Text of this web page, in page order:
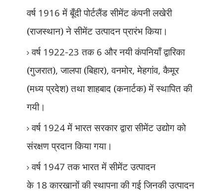
वर्ष 1916 में बूँदी पोर्टलैंड सीमेंट कंपनी लखेरी
(राजस्थान) ने सीमेंट उत्पादन प्रारंभ किया।
वर्ष 1922-23 तक 6 और नयी कंपनियाँ द्वारिका
(गुजरात),जालपा (बिहार),वनमोर,मेहगांव,कैमूर
(मध्य प्रदेश) तथा शाहबाद (कनार्टक) में स्थापित की
गयी।
वर्ष 1924में भारत सरकार द्वारा सीमेंट उद्योग को
संरक्षण प्रदान किया गया।
वर्ष 1947 तक भारत में सीमेंट उत्पादन
के 18 कारखानों की स्थापना की गई जिनकी उत्पादन